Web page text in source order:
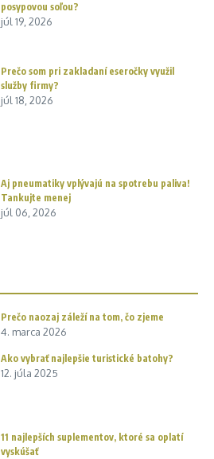
posypovou soľou?
júl 19, 2026
Prečo som pri zakladaní eseročky využil
služby firmy?
júl 18, 2026
Aj pneumatiky vplývajú na spotrebu paliva!
Tankujte menej
júl 06, 2026
Prečo naozaj záleží na tom, čo zjeme
4. marca 2026
Ako vybrať najlepšie turistické batohy?
12. júla 2025
11 najlepších suplementov, ktoré sa oplatí
vyskúšať